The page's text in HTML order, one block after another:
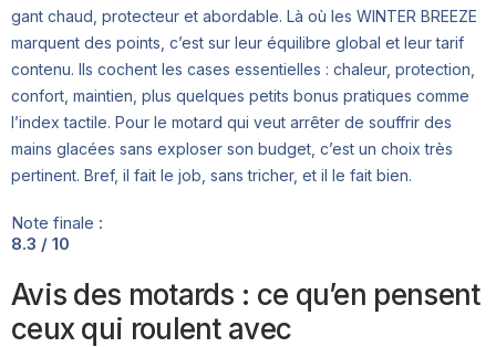
gant chaud, protecteur et abordable. Là où les WINTER BREEZE
marquent des points, c’est sur leur équilibre global et leur tarif
contenu. Ils cochent les cases essentielles : chaleur, protection,
confort, maintien, plus quelques petits bonus pratiques comme
l’index tactile. Pour le motard qui veut arrêter de souffrir des
mains glacées sans exploser son budget, c’est un choix très
pertinent. Bref, il fait le job, sans tricher, et il le fait bien.
Note finale :
8.3 / 10
Avis des motards : ce qu’en pensent
ceux qui roulent avec